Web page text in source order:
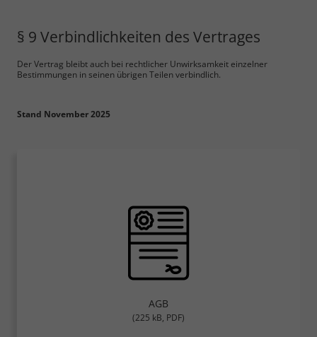
§ 9 Verbindlichkeiten des Vertrages
Der Vertrag bleibt auch bei rechtlicher Unwirksamkeit einzelner
Bestimmungen in seinen übrigen Teilen verbindlich.
Stand November 2025
AGB
(225 kB, PDF)